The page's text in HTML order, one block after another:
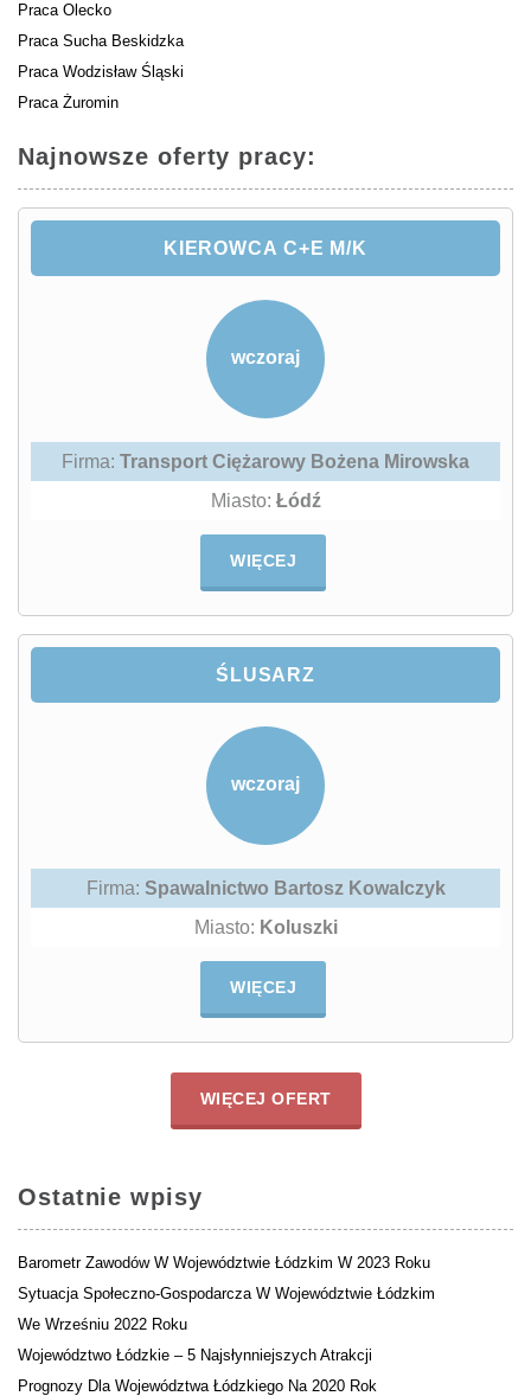
Praca Olecko
Praca Sucha Beskidzka
Praca Wodzisław Śląski
Praca Żuromin
Najnowsze oferty pracy:
KIEROWCA C+E M/K
wczoraj
Firma: Transport Ciężarowy Bożena Mirowska
Miasto: Łódź
WIĘCEJ
ŚLUSARZ
wczoraj
Firma: Spawalnictwo Bartosz Kowalczyk
Miasto: Koluszki
WIĘCEJ
WIĘCEJ OFERT
Ostatnie wpisy
Barometr Zawodów W Województwie Łódzkim W 2023 Roku
Sytuacja Społeczno-Gospodarcza W Województwie Łódzkim
We Wrześniu 2022 Roku
Województwo Łódzkie – 5 Najsłynniejszych Atrakcji
Prognozy Dla Województwa Łódzkiego Na 2020 Rok